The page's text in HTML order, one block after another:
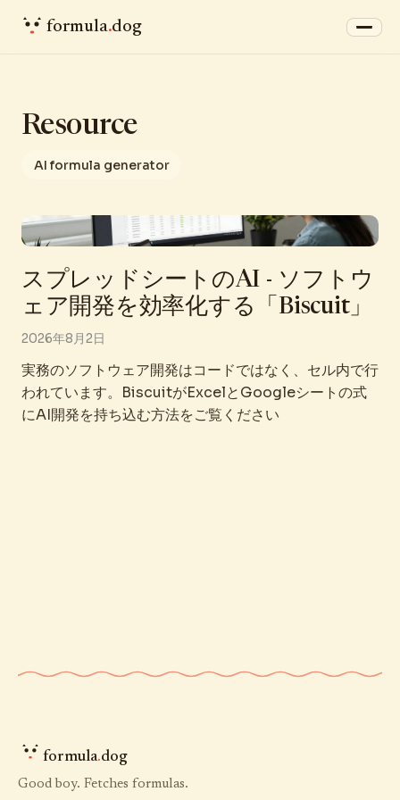
Resource
AI formula generator
スプレッドシートのAI - ソフトウ
ェア開発を効率化する「Biscuit」
2026年8月2日
実務のソフトウェア開発はコードではなく、セル内で行
われています。BiscuitがExcelとGoogleシートの式
にAI開発を持ち込む方法をご覧ください
formula.dog
formula.dog
Good boy. Fetches formulas.